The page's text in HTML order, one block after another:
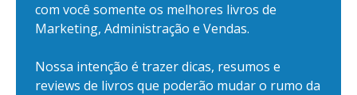
com você somente os melhores livros de
Marketing, Administração e Vendas.
Nossa intenção é trazer dicas, resumos e
reviews de livros que poderão mudar o rumo da